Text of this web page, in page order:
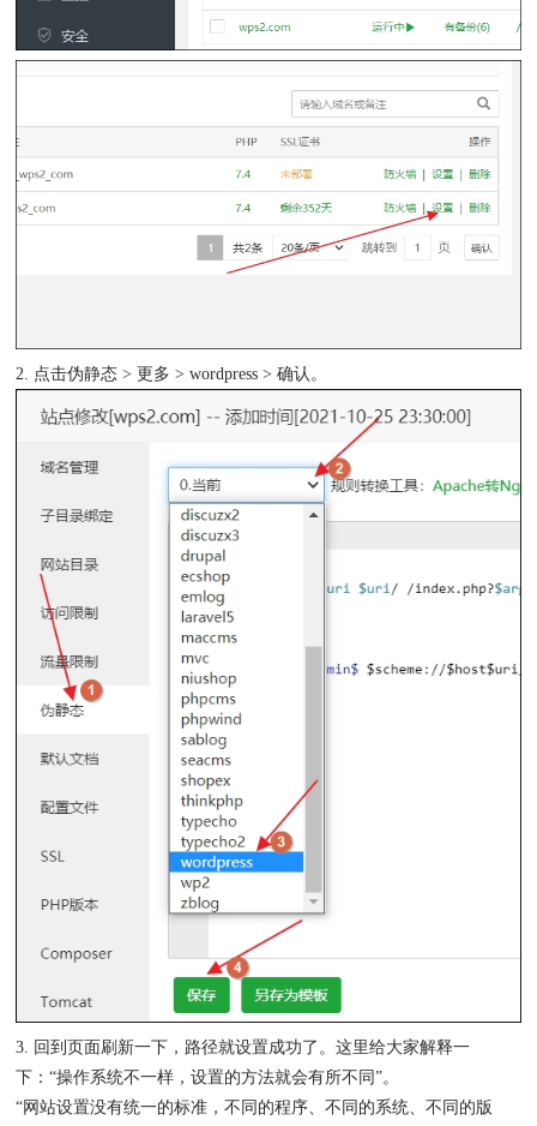
2. 点击伪静态 > 更多 > wordpress > 确认。
3. 回到页面刷新一下，路径就设置成功了。这里给大家解释一
下：“操作系统不一样，设置的方法就会有所不同”。
“网站设置没有统一的标准，不同的程序、不同的系统、不同的版